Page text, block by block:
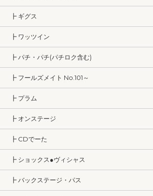
┣ ギグス
┣ ワッツイン
┣ パチ・パチ(パチロク含む)
┣ フールズメイト No.101～
┣ プラム
┣ オンステージ
┣ CDでーた
┣ ショックス●ヴィシャス
┣ バックステージ・パス